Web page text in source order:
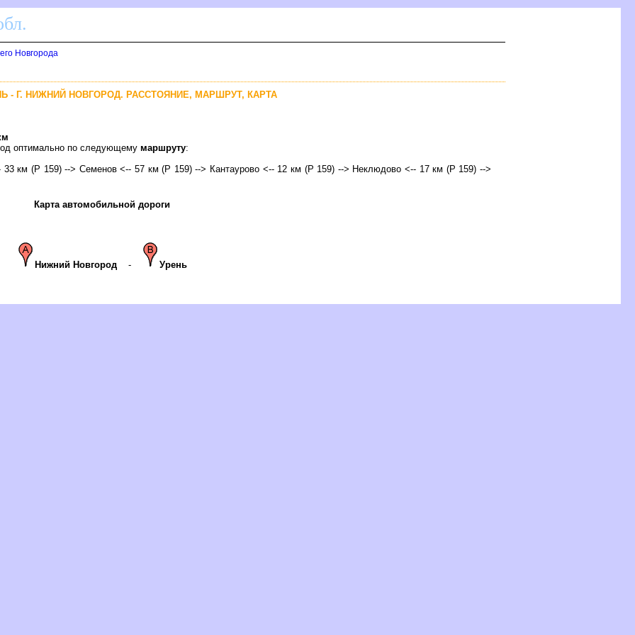
Новгорода
- Г. НИЖНИЙ НОВГОРОД. РАССТОЯНИЕ, МАРШРУТ, КАРТА
оптимально по следующему маршруту:
км (Р 159) --> Семенов <-- 57 км (Р 159) --> Кантаурово <-- 12 км (Р 159) --> Неклюдово <-- 17 км (Р 159) -->
Карта автомобильной дороги
Нижний Новгород- Урень